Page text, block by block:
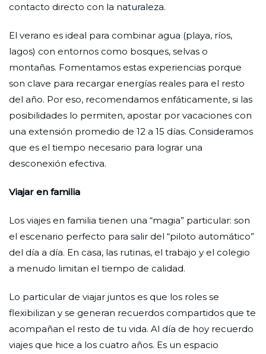
contacto directo con la naturaleza.
El verano es ideal para combinar agua (playa, ríos,
lagos) con entornos como bosques, selvas o
montañas. Fomentamos estas experiencias porque
son clave para recargar energías reales para el resto
del año. Por eso, recomendamos enfáticamente, si las
posibilidades lo permiten, apostar por vacaciones con
una extensión promedio de 12 a 15 días. Consideramos
que es el tiempo necesario para lograr una
desconexión efectiva.
Viajar en familia
Los viajes en familia tienen una “magia” particular: son
el escenario perfecto para salir del “piloto automático”
del día a día. En casa, las rutinas, el trabajo y el colegio
a menudo limitan el tiempo de calidad.
Lo particular de viajar juntos es que los roles se
flexibilizan y se generan recuerdos compartidos que te
acompañan el resto de tu vida. Al día de hoy recuerdo
viajes que hice a los cuatro años. Es un espacio